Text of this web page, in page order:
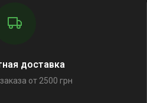
доставка
от 2500 грн